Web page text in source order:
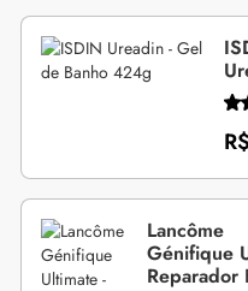
Lancôme
Génifique
Reparador